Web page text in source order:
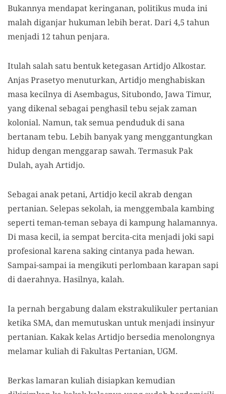
Bukannya mendapat keringanan, politikus muda ini
malah diganjar hukuman lebih berat. Dari 4,5 tahun
menjadi 12 tahun penjara.
Itulah salah satu bentuk ketegasan ArtidjoAlkostar.
Anjas Prasetyo menuturkan, Artidjo menghabiskan
masa kecilnya di Asembagus, Situbondo, Jawa Timur,
yang dikenal sebagai penghasil tebu sejak zaman
kolonial. Namun, tak semua penduduk di sana
bertanam tebu. Lebih banyak yang menggantungkan
hidup dengan menggarap sawah. Termasuk Pak
Dulah, ayah Artidjo.
Sebagai anak petani, Artidjo kecil akrab dengan
pertanian. Selepas sekolah, ia menggembala kambing
seperti teman-teman sebaya di kampung halamannya.
Di masa kecil, ia sempat bercita-cita menjadi joki sapi
profesional karena saking cintanya pada hewan.
Sampai-sampai ia mengikuti perlombaan karapan sapi
di daerahnya. Hasilnya, kalah.
Ia pernah bergabung dalam ekstrakulikuler pertanian
ketika SMA, dan memutuskan untuk menjadi insinyur
pertanian. Kakak kelas Artidjo bersedia menolongnya
melamar kuliah di Fakultas Pertanian, UGM.
Berkas lamaran kuliah disiapkan kemudian